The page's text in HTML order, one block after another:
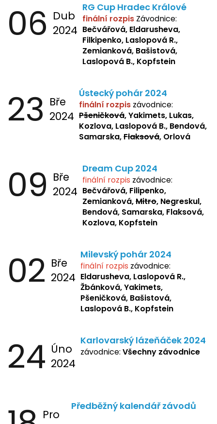
06 Dub
2024
RG Cup Hradec Králové
finální rozpis Závodnice:
Bečvářová, Eldarusheva,
Filkipenko, Laslopová R.,
Zemianková, Bašistová,
Laslopová B., Kopfstein
23 Bře
2024
Ústecký pohár 2024
finální rozpis závodnice:
Pšeničková, Yakimets, Lukas,
Kozlova, Laslopová B., Bendová,
Samarska,Flaksová, Orlová
09 Bře
2024
Dream Cup 2024
finální rozpis závodnice:
Bečvářová, Filipenko,
Zemianková,Mitro, Negreskul,
Bendová, Samarska, Flaksová,
Kozlova, Kopfstein
02 Bře
2024
Milevský pohár 2024
finální rozpis závodnice:
Eldarusheva, Laslopová R.,
Žbánková, Yakimets,
Pšeničková, Bašistová,
Laslopová B., Kopfstein
24 Úno
2024
Karlovarský lázeňáček 2024
závodnice: Všechny závodnice
Pro
Předběžný kalendář závodů